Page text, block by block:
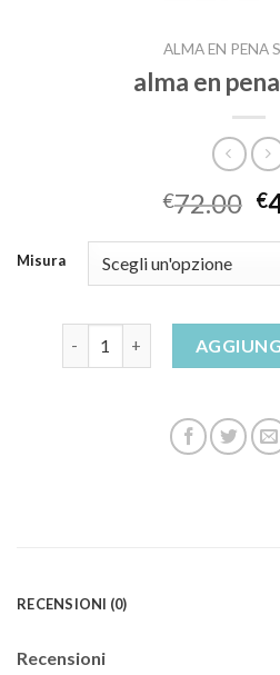
ALMA EN PENA
alma en
€72.00 €
Misura
RECENSIONI (0)
Recensioni